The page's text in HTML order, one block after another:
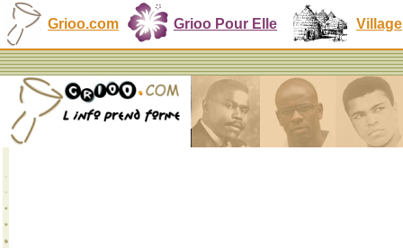
Grioo.com Grioo Pour Elle Village